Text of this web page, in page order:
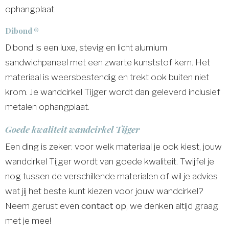
ophangplaat.
Dibond ®
Dibond is een luxe, stevig en licht alumium
sandwichpaneel met een zwarte kunststof kern. Het
materiaal is weersbestendig en trekt ook buiten niet
krom. Je wandcirkel Tijger wordt dan geleverd inclusief
metalen ophangplaat.
Goede kwaliteit wandcirkel Tijger
Een ding is zeker: voor welk materiaal je ook kiest, jouw
wandcirkel Tijger wordt van goede kwaliteit. Twijfel je
nog tussen de verschillende materialen of wil je advies
wat jij het beste kunt kiezen voor jouw wandcirkel?
Neem gerust even contact op, we denken altijd graag
met je mee!